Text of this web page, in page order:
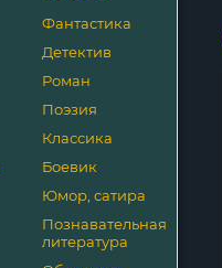
Фантастика
Детектив
Роман
Поэзия
Классика
Боевик
Юмор, сатира
Познавательная
литература